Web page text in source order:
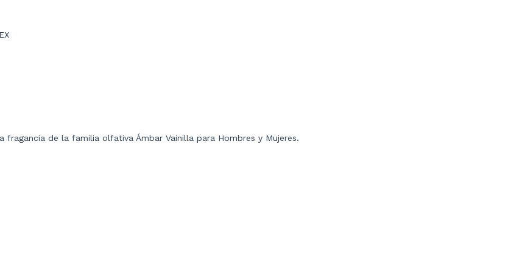
fragancia de la familia olfativa Ámbar Vainilla para Hombres y Mujeres.